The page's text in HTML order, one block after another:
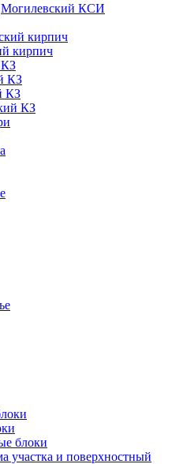
Могилевский КСИ
кирпич
кирпич
КЗ
КЗ
КЗ
блоки
участка и поверхностный